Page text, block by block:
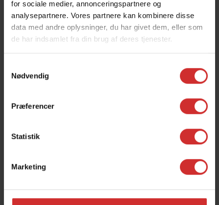
for sociale medier, annonceringspartnere og
analysepartnere. Vores partnere kan kombinere disse
data med andre oplysninger, du har givet dem, eller som
de har indsamlet fra din brug af deres tjenester.
Nødvendig
Præferencer
Statistik
Marketing
+